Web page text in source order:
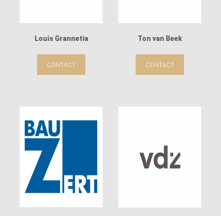
Louis Grannetia
CONTACT
Ton van Beek
CONTACT